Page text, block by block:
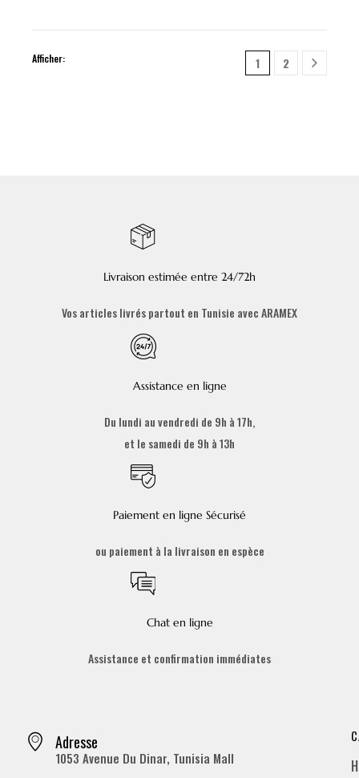
Afficher: 1 2
Livraison estimée entre 24/72h
Vos articles livrés partout en Tunisie avec ARAMEX
Assistance en ligne
Du lundi au vendredi de 9h à 17h,
et le samedi de 9h à 13h
Paiement en ligne Sécurisé
ou paiement à la livraison en espèce
Chat en ligne
Assistance et confirmation immédiates
Adresse
1053 Avenue Du Dinar, Tunisia Mall